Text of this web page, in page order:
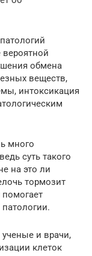
вероятной
обмена
веществ,
интоксикация
много
суть такого
на это ли
тормозит
и врачи,
клеток